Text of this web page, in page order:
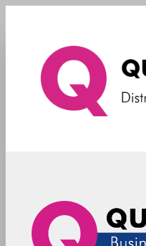
SP2 - 2 x 100
SP2-C200070_S1-